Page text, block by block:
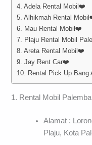
4. Adela Rental Mobil❤️
5. Alhikmah Rental
6. Mau Rental Mobil❤️
7. Plaju Rental Mobil
8. Areta Rental Mobil❤️
9. Jay Rent Car❤️
10. Rental Pick Up
1. Rental Mobil
Alamat :
Plaju, Kota